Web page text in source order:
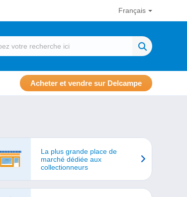
Français
Acheter et vendre sur Delcampe
La plus grande place de
marché dédiée aux
collectionneurs